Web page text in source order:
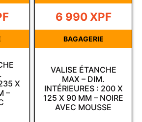
X
–
VALISE ÉTANCHE
MAX – DIM.
INTÉRIEURES : 200 X
125 X 90 MM – NOIRE
AVEC MOUSSE
6 990 XPF
BAGAGERIE